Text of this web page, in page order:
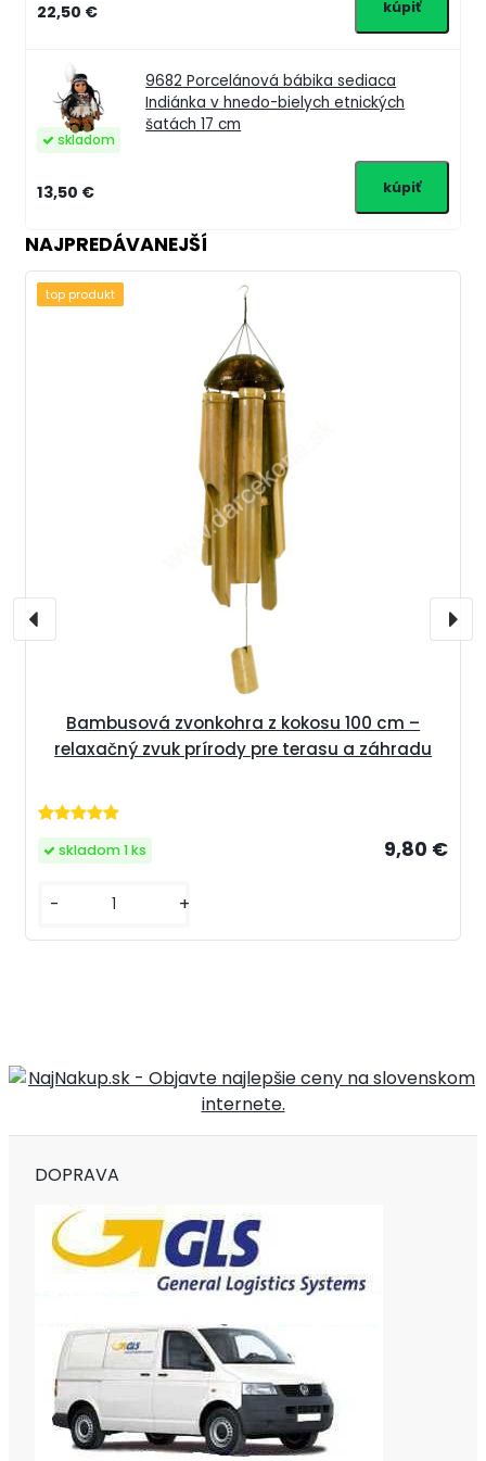
22,50 €
9682 Porcelánová bábika sediaca
Indiánka v hnedo-bielych etnických
šatách 17 cm
skladom
13,50 €
NAJPREDÁVANEJŠÍ
Bambusová zvonkohra z kokosu 100 cm –
relaxačný zvuk prírody pre terasu a záhradu
9,80 €
- +
skladom 1 ks
top produkt
DOPRAVA